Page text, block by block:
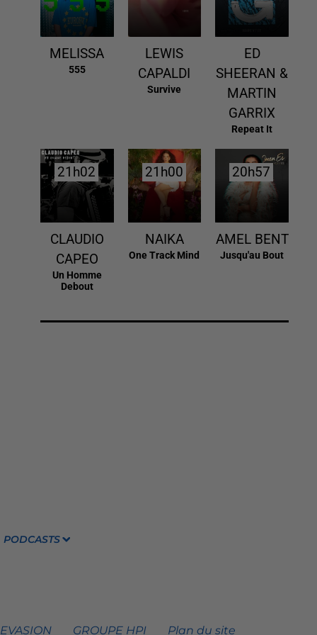
MELISSA
555
LEWIS
CAPALDI
Survive
ED
SHEERAN &
MARTIN
GARRIX
Repeat It
21h02
21h02
CLAUDIO
CAPEO
Un Homme
Debout
21h00
21h00
NAIKA
One Track Mind
20h57
20h57
AMEL BENT
Jusqu'au Bout
PODCASTS
GROUPE HPI Plan du site